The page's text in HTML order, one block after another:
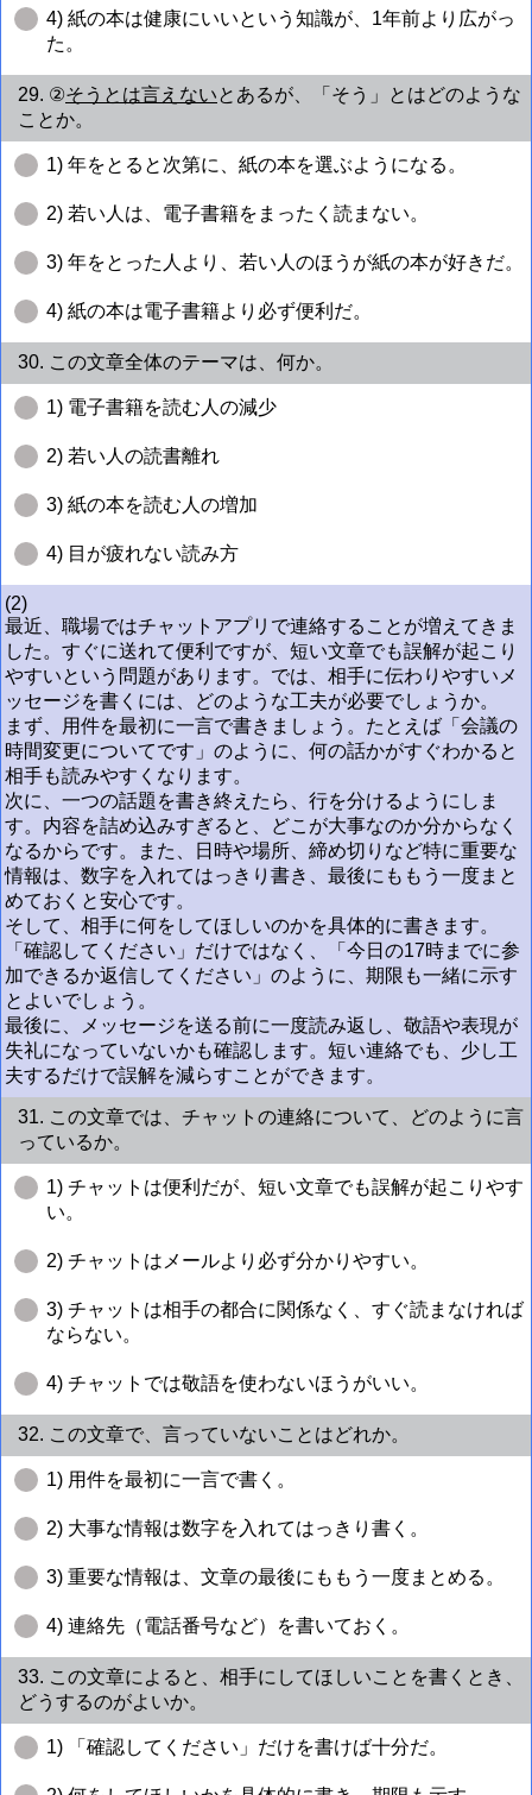
4) 紙の本は健康にいいという知識が、1年前より広がっ
た。
29. ②そうとは言えないとあるが、「そう」とはどのような
ことか。
1) 年をとると次第に、紙の本を選ぶようになる。
2) 若い人は、電子書籍をまったく読まない。
3) 年をとった人より、若い人のほうが紙の本が好きだ。
4) 紙の本は電子書籍より必ず便利だ。
30. この文章全体のテーマは、何か。
1) 電子書籍を読む人の減少
2) 若い人の読書離れ
3) 紙の本を読む人の増加
4) 目が疲れない読み方
(2)
最近、職場ではチャットアプリで連絡することが増えてきま
した。すぐに送れて便利ですが、短い文章でも誤解が起こり
やすいという問題があります。では、相手に伝わりやすいメ
ッセージを書くには、どのような工夫が必要でしょうか。
まず、用件を最初に一言で書きましょう。たとえば「会議の
時間変更についてです」のように、何の話かがすぐわかると
相手も読みやすくなります。
次に、一つの話題を書き終えたら、行を分けるようにしま
す。内容を詰め込みすぎると、どこが大事なのか分からなく
なるからです。また、日時や場所、締め切りなど特に重要な
情報は、数字を入れてはっきり書き、最後にももう一度まと
めておくと安心です。
そして、相手に何をしてほしいのかを具体的に書きます。
「確認してください」だけではなく、「今日の17時までに参
加できるか返信してください」のように、期限も一緒に示す
とよいでしょう。
最後に、メッセージを送る前に一度読み返し、敬語や表現が
失礼になっていないかも確認します。短い連絡でも、少し工
夫するだけで誤解を減らすことができます。
31. この文章では、チャットの連絡について、どのように言
っているか。
1) チャットは便利だが、短い文章でも誤解が起こりやす
い。
2) チャットはメールより必ず分かりやすい。
3) チャットは相手の都合に関係なく、すぐ読まなければ
ならない。
4) チャットでは敬語を使わないほうがいい。
32. この文章で、言っていないことはどれか。
1) 用件を最初に一言で書く。
2) 大事な情報は数字を入れてはっきり書く。
3) 重要な情報は、文章の最後にももう一度まとめる。
4) 連絡先（電話番号など）を書いておく。
33. この文章によると、相手にしてほしいことを書くとき、
どうするのがよいか。
1) 「確認してください」だけを書けば十分だ。